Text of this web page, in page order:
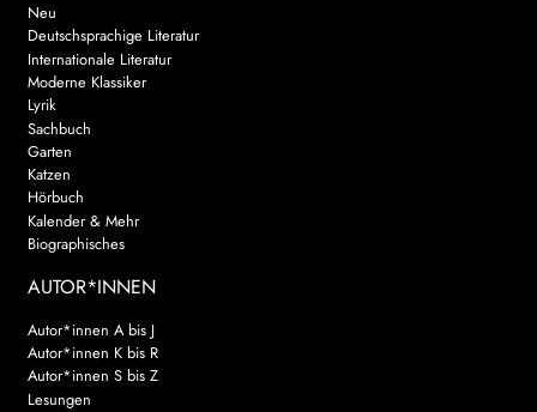
Neu
Deutschsprachige Literatur
Internationale Literatur
Moderne Klassiker
Lyrik
Sachbuch
Garten
Katzen
Hörbuch
Kalender & Mehr
Biographisches
AUTOR*INNEN
Autor*innen A bis J
Autor*innen K bis R
Autor*innen S bis Z
Lesungen